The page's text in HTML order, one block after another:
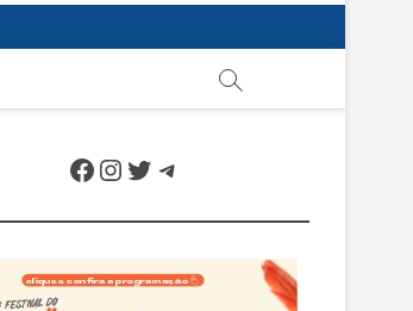
Facebook
Instagram
Twitter
Telegram